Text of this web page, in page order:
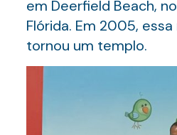
em Deerfield Beach,
Flórida. Em 2005,
tornou um templo.